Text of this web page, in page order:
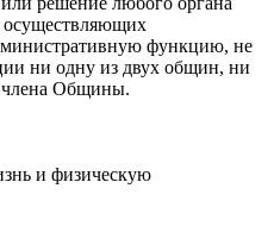
осуществляющих
функцию, не
ни одну из двух общин, ни
члена Общины.
и физическую